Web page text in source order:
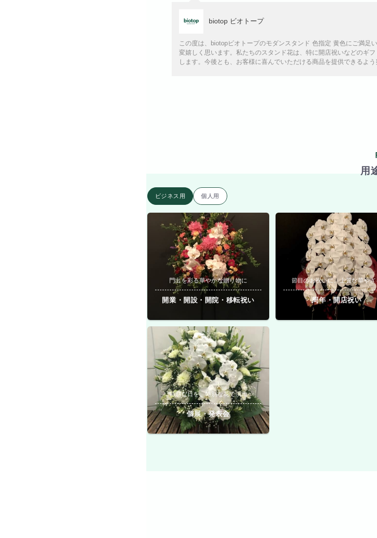
biotop ビオトープ
この度は、biotopビオトープのモダンスタンド 色指定 黄色にご満
変嬉しく思います。私たちのスタンド花は、特に開店祝いなどのギ
します。今後とも、お客様に喜んでいただける商品を提供できるよ
用
ビジネス用 個人用
門出を彩る華やかな贈り物に
開業・開設・開院・移転祝い
節目のお祝いに、上質な華やぎ
周年・開店祝い
特別な日を、特別な花で演出
個展・発表会